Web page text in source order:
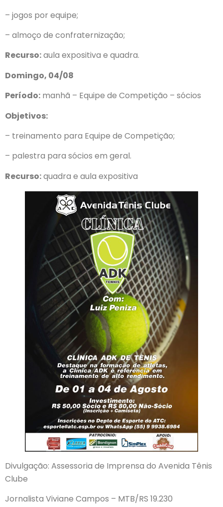
– jogos por equipe;
– almoço de confraternização;
Recurso:aula expositiva e quadra.
Domingo, 04/08
Período: manhã – Equipe de Competição – sócios
Objetivos:
– treinamento para Equipe de Competição;
– palestra para sócios em geral.
Recurso:quadra e aula expositiva
Divulgação: Assessoria de Imprensa do Avenida Tênis
Clube
Jornalista Viviane Campos – MTB/RS 19.230